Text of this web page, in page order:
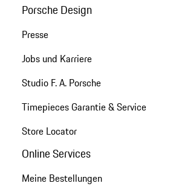
Porsche Design
Presse
Jobs und Karriere
Studio F. A. Porsche
Timepieces Garantie & Service
Store Locator
Online Services
Meine Bestellungen